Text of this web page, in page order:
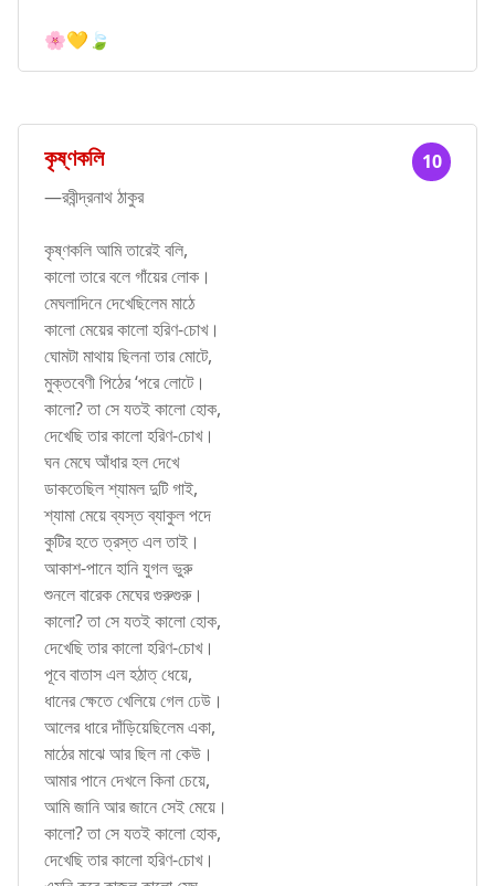
🌸💛🍃
10
কৃষ্ণকলি
—রবীন্দ্রনাথ ঠাকুর
কৃষ্ণকলি আমি তারেই বলি,
কালো তারে বলে গাঁয়ের লোক।
মেঘলাদিনে দেখেছিলেম মাঠে
কালো মেয়ের কালো হরিণ-চোখ।
ঘোমটা মাথায় ছিলনা তার মোটে,
মুক্তবেণী পিঠের ‘পরে লোটে।
কালো? তা সে যতই কালো হোক,
দেখেছি তার কালো হরিণ-চোখ।
ঘন মেঘে আঁধার হল দেখে
ডাকতেছিল শ্যামল দুটি গাই,
শ্যামা মেয়ে ব্যস্ত ব্যাকুল পদে
কুটির হতে ত্রস্ত এল তাই।
আকাশ-পানে হানি যুগল ভুরু
শুনলে বারেক মেঘের গুরুগুরু।
কালো? তা সে যতই কালো হোক,
দেখেছি তার কালো হরিণ-চোখ।
পূবে বাতাস এল হঠাত্ ধেয়ে,
ধানের ক্ষেতে খেলিয়ে গেল ঢেউ।
আলের ধারে দাঁড়িয়েছিলেম একা,
মাঠের মাঝে আর ছিল না কেউ।
আমার পানে দেখলে কিনা চেয়ে,
আমি জানি আর জানে সেই মেয়ে।
কালো? তা সে যতই কালো হোক,
দেখেছি তার কালো হরিণ-চোখ।